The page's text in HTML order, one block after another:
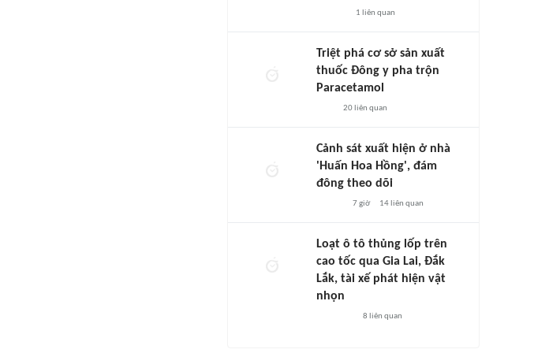
1 liên quan
Triệt phá cơ sở sản xuất
thuốc Đông y pha trộn
Paracetamol
20liên quan
Cảnh sát xuất hiện ở nhà
'Huấn Hoa Hồng', đám
đông theo dõi
7 giờ 14liên quan
Loạt ô tô thủng lốp trên
cao tốc qua Gia Lai, Đắk
Lắk, tài xế phát hiện vật
nhọn
8 liên quan